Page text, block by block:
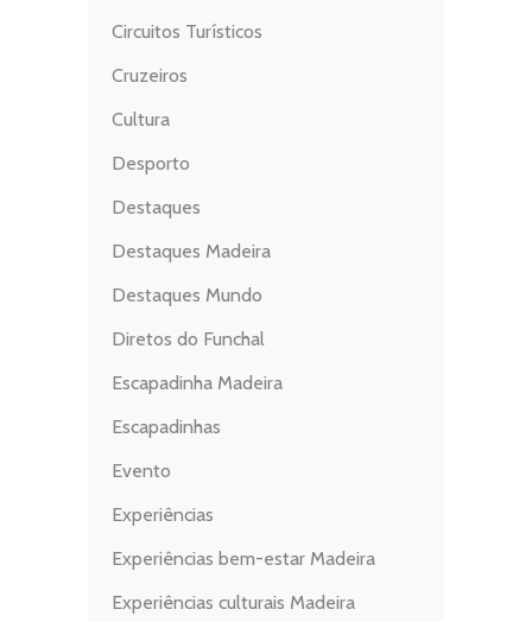
Circuitos Turísticos
Cruzeiros
Cultura
Desporto
Destaques
Destaques Madeira
Destaques Mundo
Diretos do Funchal
Escapadinha Madeira
Escapadinhas
Evento
Experiências
Experiências bem-estar Madeira
Experiências culturais Madeira